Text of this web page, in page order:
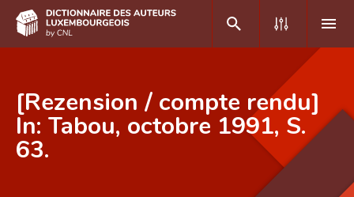
DE FR
Accueil
[Rezension / compte rendu]
In: Tabou, octobre 1991, S.
63.